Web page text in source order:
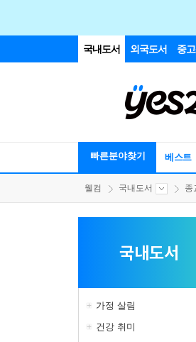
국내도서 외국도서 중
빠른분야찾기 베스트
웰컴 국내도서 종
국내도서
가정 살림
건강 취미